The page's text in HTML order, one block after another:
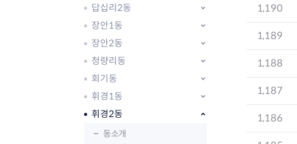
국내도시
국외도시
자매도시 혜택
직거래장터쇼핑몰
이용안내
도로명주소 안내
상세주소 부여제도
지리정보
대중교통
자전거
주차장
우회전알리미
행사 및 프로그램
문화체육시설
공원녹지현황
단체안내
동대문문화재단
답십리2동
장안1동
장안2동
청량리동
회기동
휘경1동
휘경2동
동소개
1,190
1,189
1,188
1,187
1,186